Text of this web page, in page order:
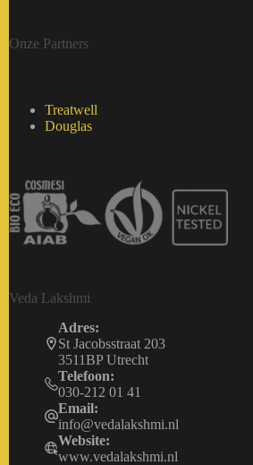
Onze Partners
Treatwell
Douglas
Veda Lakshmi
Adres:
St Jacobsstraat 203
3511BP Utrecht
Telefoon:
030-212 01 41
Email:
info@vedalakshmi.nl
Website:
www.vedalakshmi.nl